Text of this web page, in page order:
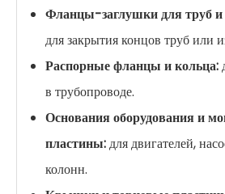
Фланцы-заглушки для труб и
для закрытия концов труб или
Распорные фланцы и кольца:
в трубопроводе.
Основания оборудования и
пластины:для двигателей,
колонн.